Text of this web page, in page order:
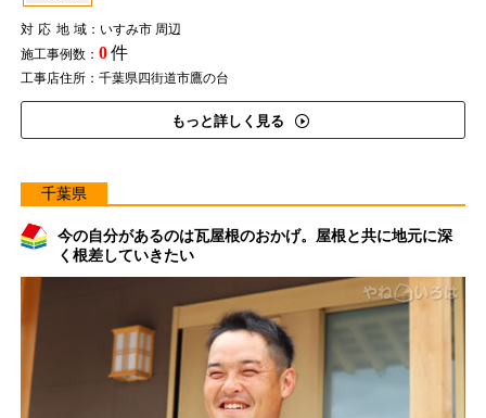
対応地域：いすみ市 周辺
施工事例数： 0件
工事店住所：千葉県四街道市鷹の台
もっと詳しく見る
千葉県
今の自分があるのは瓦屋根のおかげ。屋根と共に地元に深
く根差していきたい